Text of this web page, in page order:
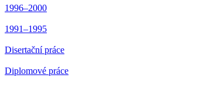
1996–2000
1991–1995
Disertační práce
Diplomové práce